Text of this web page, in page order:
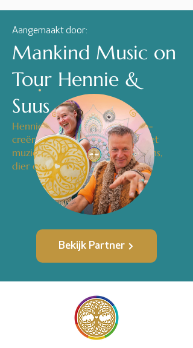
Aangemaakt door:
Mankind Music on
Tour Hennie &
Suus
Hennie en Suus organiseren, co-
creëren en verbinden events met
muziek voor het welzijn van mens,
dier en aarde.
Bekijk Partner